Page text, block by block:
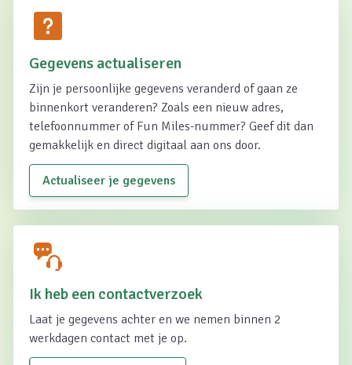
Gegevens actualiseren
Zijn je persoonlijke gegevens veranderd of gaan ze
binnenkort veranderen? Zoals een nieuw adres,
telefoonnummer of Fun Miles-nummer? Geef dit dan
gemakkelijk en direct digitaal aan ons door.
Actualiseer je gegevens
Ik heb een contactverzoek
Laat je gegevens achter en we nemen binnen 2
werkdagen contact met je op.